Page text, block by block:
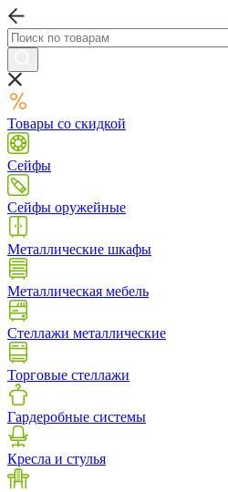
Товары со скидкой
Сейфы
Сейфы оружейные
Металлические шкафы
Металлическая мебель
Стеллажи металлические
Торговые стеллажи
Гардеробные системы
Кресла и стулья